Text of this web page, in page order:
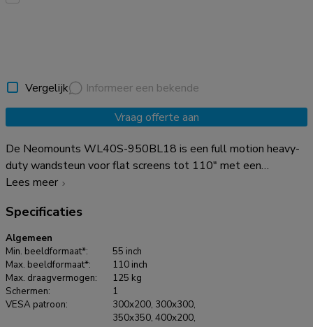
Vergelijk
Informeer een bekende
Vraag offerte aan
De Neomounts WL40S-950BL18 is een full motion heavy-
duty wandsteun voor flat screens tot 110" met een
maximaal draagvermogen van 125 kg. Door de veelzijdige
optimale kijkhoek. Voor de perfecte installatie is
niveauverstelling De WL40S-950BL18 heeft een diepte van
8,2-70 cm en is geschikt voor schermen met VESA
gatenpatroon 300x200 tot 800x600 mm. Voor extra grote
VESA patronen (800x600 tot 1200x900) is de optionele
VESA adapter set AWLS-950BL1 beschikbaar. De
wandsteun is voorzien van een Easy-release systeem,
Lees meer
Specificaties
Algemeen
Min. beeldformaat*:
55 inch
Max. beeldformaat*:
110 inch
Max. draagvermogen:
125 kg
Schermen:
1
VESA patroon:
300x200, 300x300,
350x350, 400x200,